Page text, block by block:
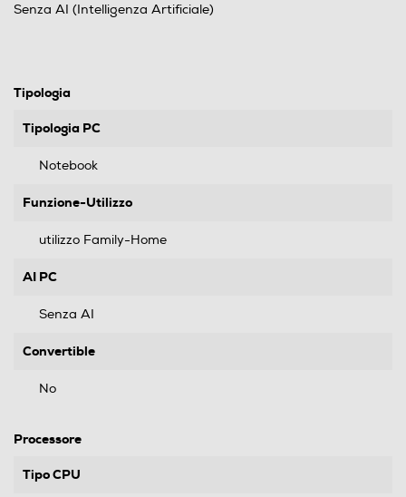
Senza AI (Intelligenza Artificiale)
Tipologia
Tipologia PC
Notebook
Funzione-Utilizzo
utilizzo Family-Home
AI PC
Senza AI
Convertible
No
Processore
Tipo CPU